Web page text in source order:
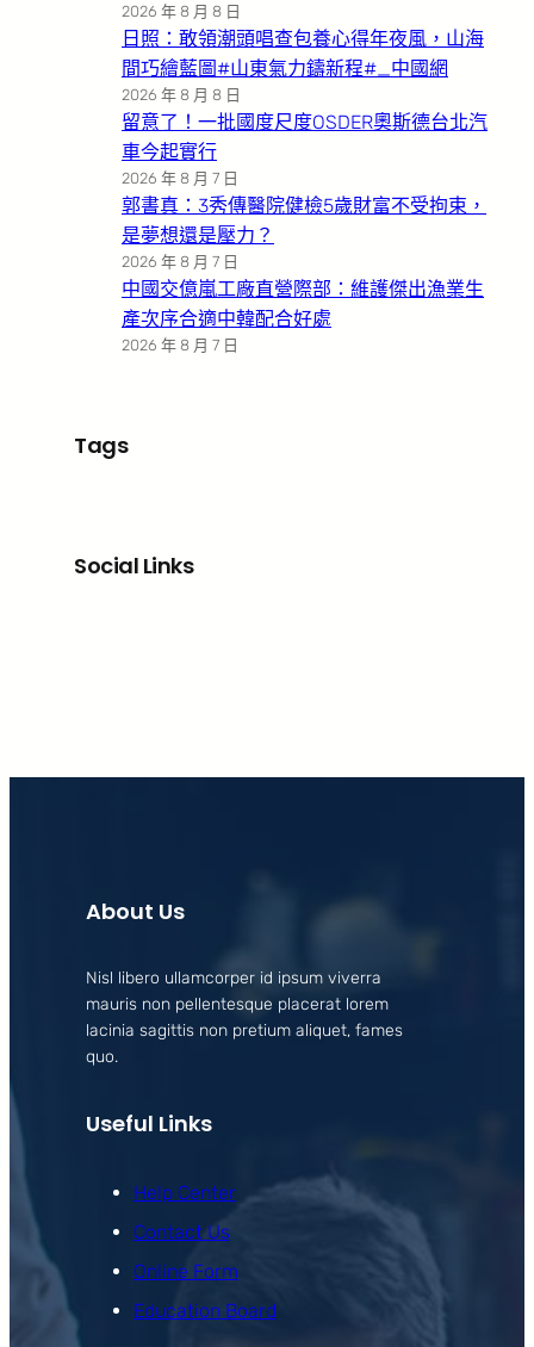
2026 年 8 月 8 日
日照：敢領潮頭唱查包養心得年夜風，山海
間巧繪藍圖#山東氣力鑄新程#_中國網
2026 年 8 月 8 日
留意了！一批國度尺度OSDER奧斯德台北汽
車今起實行
2026 年 8 月 7 日
郭書真：3秀傳醫院健檢5歲財富不受拘束，
是夢想還是壓力？
2026 年 8 月 7 日
中國交億嵐工廠直營際部：維護傑出漁業生
產次序合適中韓配合好處
2026 年 8 月 7 日
Tags
Social Links
About Us
Nisl libero ullamcorper id ipsum viverra
mauris non pellentesque placerat lorem
lacinia sagittis non pretium aliquet, fames
quo.
Useful Links
Help Center
Contact Us
Online Form
Education Board